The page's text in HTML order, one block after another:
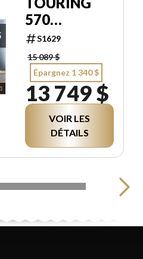
570
PREMIUM
S1629
15 089 $
Épargnez 1 340 $
13 749 $
VOIR LES
DÉTAILS